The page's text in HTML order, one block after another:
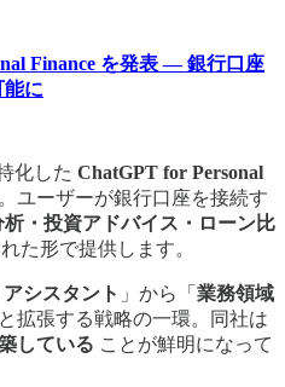
Finance を発表 — 銀行口座
能に
化した ChatGPT for Personal
ユーザーが銀行口座を接続す
・投資アドバイス・ローン比
た形で提供します。
シスタント 」から「 業務領域
拡張する戦略の一環。同社は
している ことが鮮明になって